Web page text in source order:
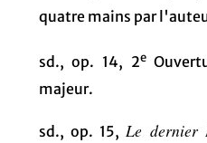
quatre mains par
sd., op. 14, 2e
majeur.
sd., op. 15,Le dernier